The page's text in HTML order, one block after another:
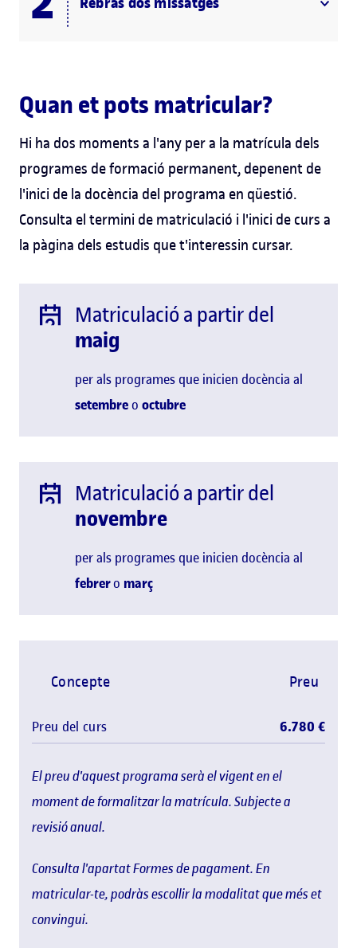
Quan et pots matricular?
Hi ha dos moments a l'any per a la matrícula dels
programes de formació permanent, depenent de
l'inici de la docència del programa en qüestió.
Consulta el termini de matriculació i l'inici de curs a
la pàgina dels estudis que t'interessin cursar.
Matriculació a partir del
maig
per als programes que inicien docència al
setembreo octubre
Matriculació a partir del
novembre
per als programes que inicien docència al
febrero març
El preu d'aquest programa serà el vigent en el
moment de formalitzar la matrícula. Subjecte a
revisió anual.
Consulta l'apartat Formes de pagament. En
matricular-te, podràs escollir la modalitat que més et
convingui.
Concepte Preu
Preu del curs 6.780 €